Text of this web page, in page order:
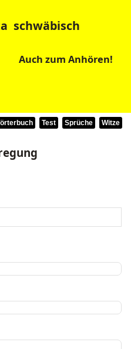
schwäbisch
Auch zum Anhören!
Test Sprüche Witze